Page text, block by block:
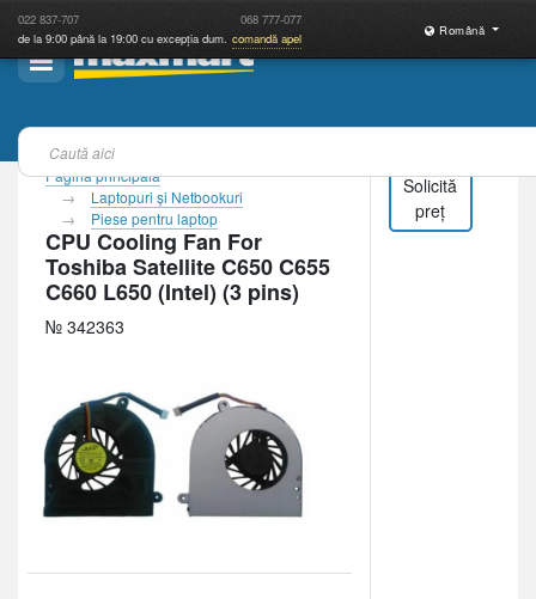
022 837-707 068 777-077
de la 9:00 până la 19:00 cu excepția dum. comandă apel
Română
Pagina principală
Laptopuri şi Netbookuri
Piese pentru laptop
CPU Cooling Fan For
Toshiba Satellite C650 C655
C660 L650 (Intel) (3 pins)
№ 342363
Solicită
preț